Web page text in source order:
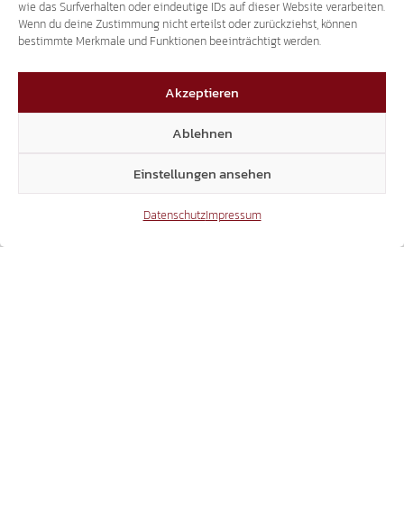
wie das Surfverhalten oder eindeutige IDs auf dieser Website verarbeiten.
Wenn du deine Zustimmung nicht erteilst oder zurückziehst, können
bestimmte Merkmale und Funktionen beeinträchtigt werden.
Akzeptieren
Ablehnen
Einstellungen ansehen
DatenschutzImpressum